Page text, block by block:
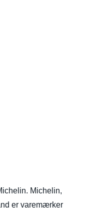
Michelin,
er varemærker